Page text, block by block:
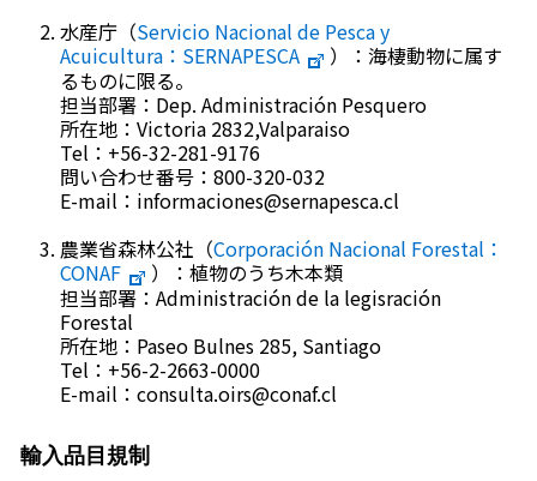
水産庁（Servicio Nacional de Pesca y
Acuicultura：SERNAPESCA
）：海棲動物に属す
るものに限る。
担当部署：Dep. Administración Pesquero
所在地：Victoria 2832,Valparaiso
Tel：+56-32-281-9176
問い合わせ番号：800-320-032
E-mail：informaciones@sernapesca.cl
農業省森林公社（Corporación Nacional Forestal ：
CONAF
）：植物のうち木本類
担当部署：Administración de la legisración
Forestal
所在地：Paseo Bulnes 285, Santiago
Tel：+56-2-2663-0000
E-mail：consulta.oirs@conaf.cl
輸入品目規制